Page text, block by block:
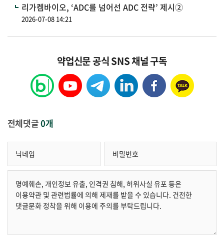
리가켐바이오, ‘ADC를 넘어선 ADC 전략’ 제시②
2026-07-08 14:21
약업신문 공식 SNS 채널 구독
전체댓글0개